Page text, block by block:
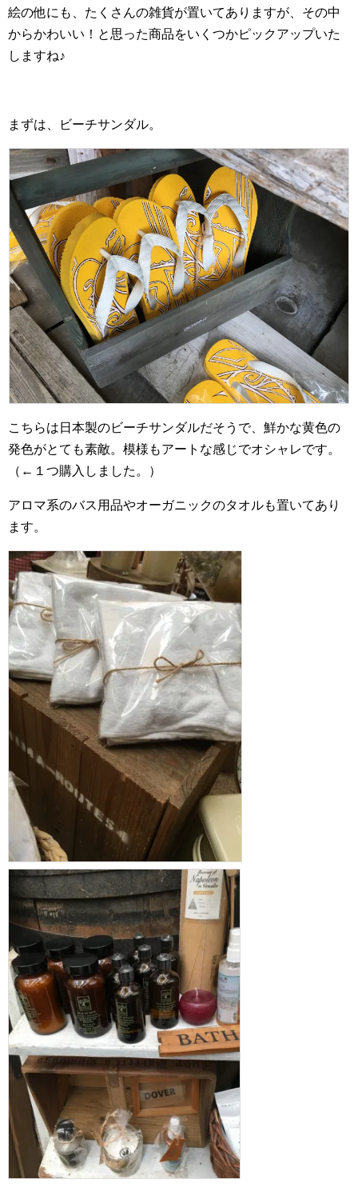
絵の他にも、たくさんの雑貨が置いてありますが、その中
からかわいい！と思った商品をいくつかピックアップいた
しますね♪
まずは、ビーチサンダル。
こちらは日本製のビーチサンダルだそうで、鮮かな黄色の
発色がとても素敵。模様もアートな感じでオシャレです。
（←１つ購入しました。）
アロマ系のバス用品やオーガニックのタオルも置いてあり
ます。